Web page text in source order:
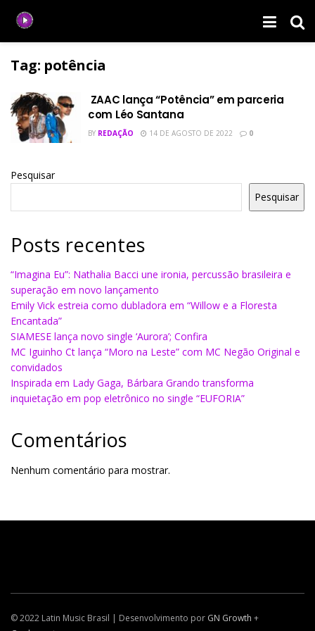
Tag: potência
ZAAC lança “Potência” em parceria
com Léo Santana
BY REDAÇÃO 14 DE AGOSTO DE 2022 0
Pesquisar
Pesquisar
Posts recentes
“Imagina Eu”: Nathalia Bacci une ironia, percussão brasileira e
superação em novo lançamento
Emily Vick estreia como dubladora em “Willow e a Floresta
Encantada”
SIAMESE lança novo single ‘Aurora’; Confira
MC Iguinho Ct lança “Moro na Leste” com MC Negão Original e
convidados
Inspirada em Lady Gaga, Bárbara Grando transforma
inquietação em pop eletrônico no single “EUFORIA”
Comentários
Nenhum comentário para mostrar.
© 2022 Latin Music Brasil | Desenvolvimento por GN Growth +